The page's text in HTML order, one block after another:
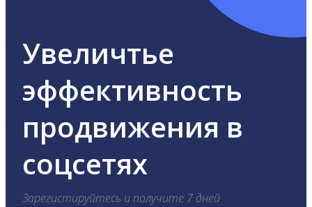
Увеличтье
эффективность
продвижения в
соцсетях
Зарегистируйтесь и получите 7 дней